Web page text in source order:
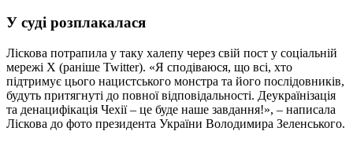
У суді розплакалася
Ліскова потрапила у таку халепу через свій пост у соціальній
мережі X (раніше Twitter). «Я сподіваюся, що всі, хто
підтримує цього нацистського монстра та його послідовників,
будуть притягнуті до повної відповідальності. Деукраїнізація
та денацифікація Чехії – це буде наше завдання!», – написала
Ліскова до фото президента України Володимира Зеленського.